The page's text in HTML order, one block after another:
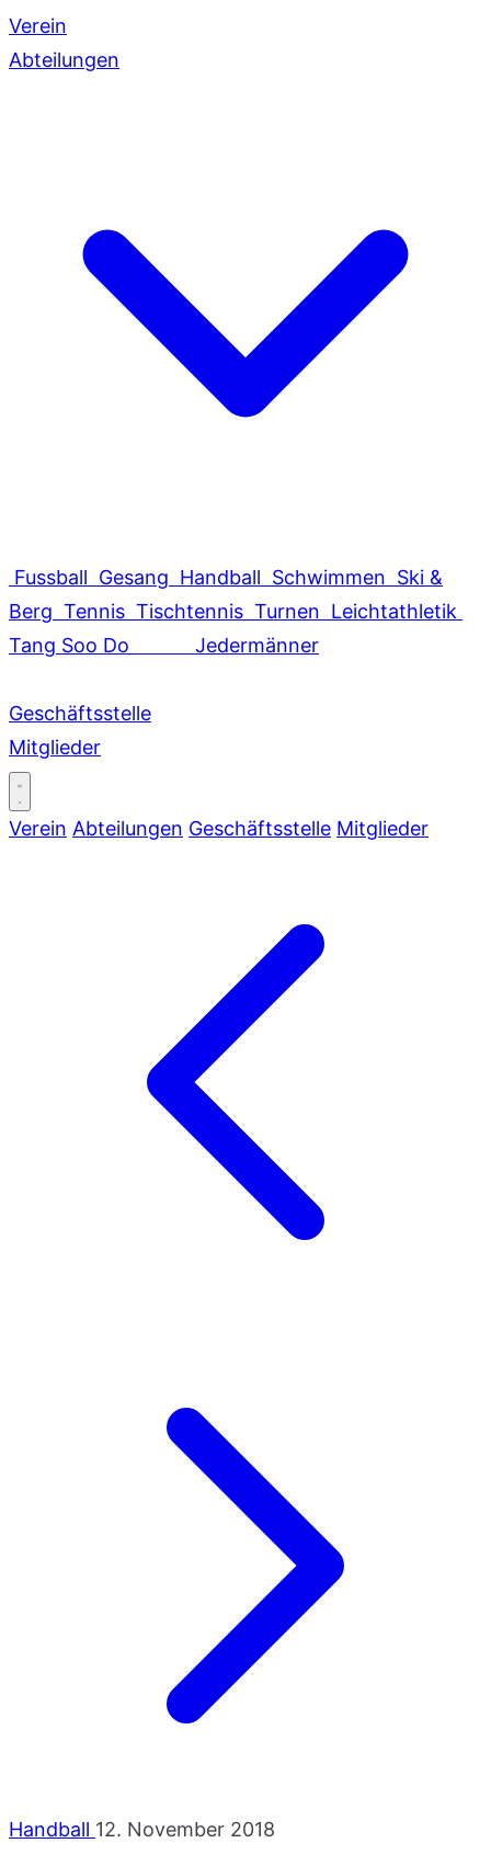
Verein
Abteilungen
Fussball Gesang Handball Schwimmen Ski &
Berg Tennis Tischtennis Turnen Leichtathletik
Tang Soo Do
Jedermänner
Geschäftsstelle
Mitglieder
Verein Abteilungen Geschäftsstelle Mitglieder
Handball 12. November 2018